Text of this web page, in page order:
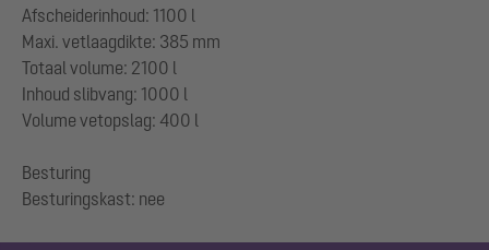
Afscheiderinhoud: 1100 l
Maxi. vetlaagdikte: 385 mm
Totaal volume: 2100 l
Inhoud slibvang: 1000 l
Volume vetopslag: 400 l
Besturing